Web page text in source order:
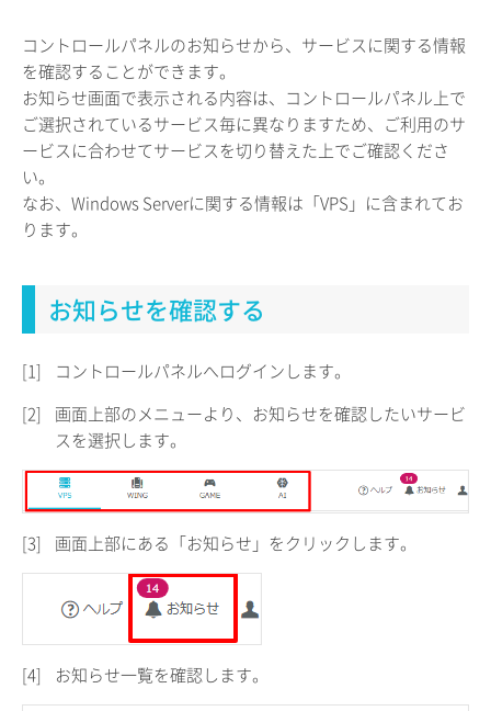
コントロールパネルのお知らせから、サービスに関する情報
を確認することができます。
お知らせ画面で表示される内容は、コントロールパネル上で
ご選択されているサービス毎に異なりますため、ご利用のサ
ービスに合わせてサービスを切り替えた上でご確認くださ
い。
なお、Windows Serverに関する情報は「VPS」に含まれてお
ります。
お知らせを確認する
[1]
コントロールパネルへログインします。
[2]
画面上部のメニューより、お知らせを確認したいサービ
スを選択します。
[3] 画面上部にある「お知らせ」をクリックします。
[4] お知らせ一覧を確認します。